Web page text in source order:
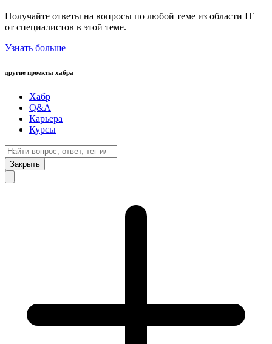
Получайте ответы на вопросы по любой теме из области IT
от специалистов в этой теме.
Узнать больше
другие проекты хабра
Хабр
Q&A
Карьера
Курсы
Закрыть